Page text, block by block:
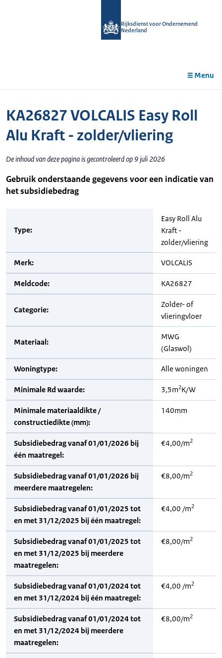
Rijksdienst voor Ondernemend
Nederland
Menu
KA26827 VOLCALIS Easy Roll
Alu Kraft - zolder/vliering
De inhoud van deze pagina is gecontroleerd op 9 juli 2026
Gebruik onderstaande gegevens voor een indicatie van
het subsidiebedrag
Type:
Easy Roll Alu
Kraft -
zolder/vliering
Merk: VOLCALIS
Meldcode: KA26827
Categorie:
Zolder- of
vlieringvloer
Materiaal:
MWG
(Glaswol)
Woningtype: Alle woningen
Minimale Rd waarde: 3,5m2K/W
Minimale materiaaldikte /
constructiedikte (mm):
140mm
Subsidiebedrag vanaf 01/01/2026 bij
één maatregel:
€4,00/m2
Subsidiebedrag vanaf 01/01/2026 bij
meerdere maatregelen:
€8,00/m2
Subsidiebedrag vanaf 01/01/2025 tot
en met 31/12/2025 bij één maatregel:
€4,00 /m2
Subsidiebedrag vanaf 01/01/2025 tot
en met 31/12/2025 bij meerdere
maatregelen:
€8,00/m2
Subsidiebedrag vanaf 01/01/2024 tot
en met 31/12/2024 bij één maatregel:
€4,00 /m2
Subsidiebedrag vanaf 01/01/2024 tot
en met 31/12/2024 bij meerdere
maatregelen:
€8,00/m2